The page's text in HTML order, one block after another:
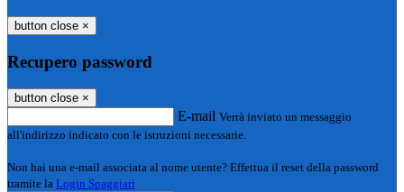
button close ×
Recupero password
button close ×
E-mail Verrà inviato un messaggio
all'indirizzo indicato con le istruzioni necessarie.
Non hai una e-mail associata al nome utente? Effettua il reset della password
tramite la Login Spaggiari